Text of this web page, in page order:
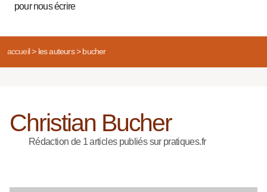
pour nous écrire
accueil> les auteurs> bucher
Christian Bucher
Rédaction de 1 articles publiés sur pratiques.fr